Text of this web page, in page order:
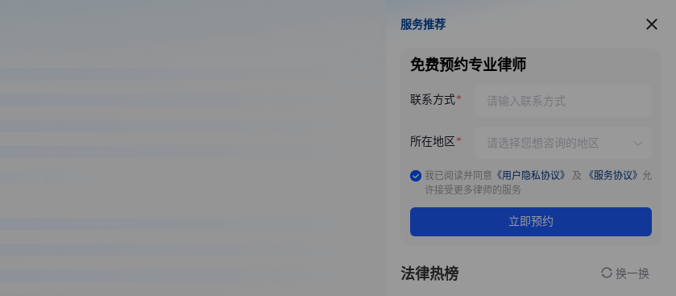
服务推荐
服务推荐
免费预约专业律师
联系方式
所在地区
我已阅读并同意 《用户隐私协议》 及 《服务协议》 允
许接受更多律师的服务
立即预约
法律热榜 换一换